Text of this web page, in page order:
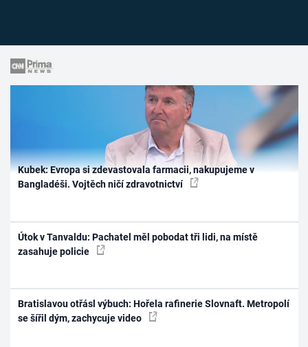
Kubek: Evropa si zdevastovala farmacii, nakupujeme v
Bangladéši. Vojtěch ničí zdravotnictví
Útok v Tanvaldu: Pachatel měl pobodat tři lidi, na místě
zasahuje policie
Bratislavou otřásl výbuch: Hořela rafinerie Slovnaft. Metropolí
se šířil dým, zachycuje video